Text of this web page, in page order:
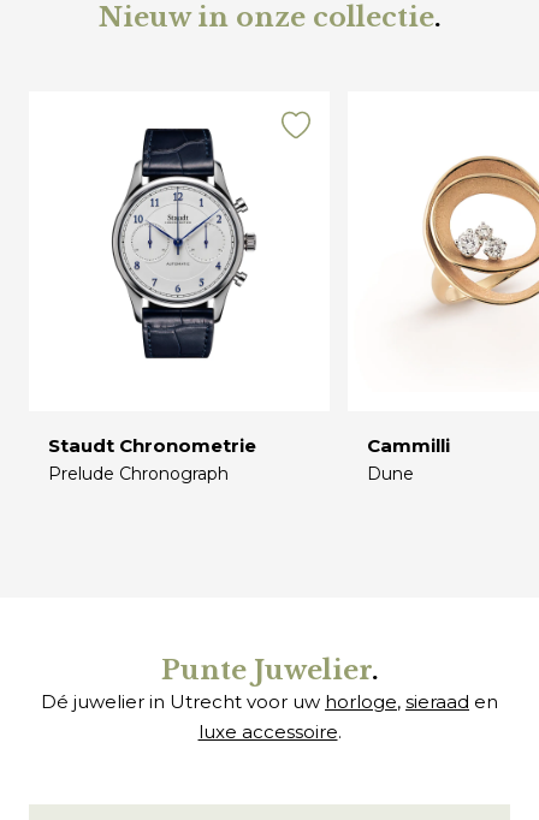
Nieuw in onze collectie.
Staudt Chronometrie
Prelude Chronograph
Cammilli
Dune
Punte Juwelier.
Dé juwelier in Utrecht voor uw horloge, sieraad en
luxe accessoire.